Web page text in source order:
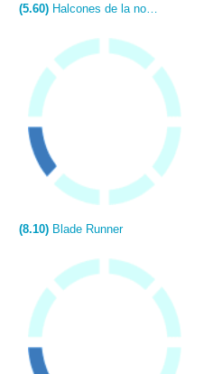
(5.60) Halcones de la noche
(8.10) Blade Runner